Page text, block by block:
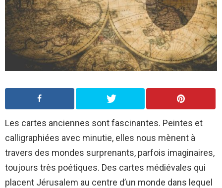
Les cartes anciennes sont fascinantes. Peintes et
calligraphiées avec minutie, elles nous mènent à
travers des mondes surprenants, parfois imaginaires,
toujours très poétiques. Des cartes médiévales qui
placent Jérusalem au centre d’un monde dans lequel